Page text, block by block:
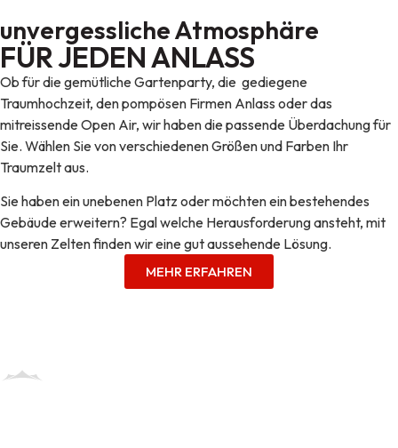
unvergessliche Atmosphäre
FÜR JEDEN ANLASS
Ob für die gemütliche Gartenparty, die gediegene
Traumhochzeit, den pompösen Firmen Anlass oder das
mitreissende Open Air, wir haben die passende Überdachung für
Sie. Wählen Sie von verschiedenen Größen und Farben Ihr
Traumzelt aus.
Sie haben ein unebenen Platz oder möchten ein bestehendes
Gebäude erweitern? Egal welche Herausforderung ansteht, mit
unseren Zelten finden wir eine gut aussehende Lösung.
MEHR ERFAHREN